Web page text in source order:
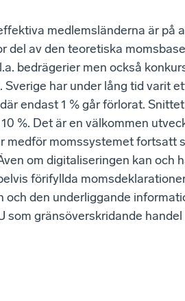
medlemsländerna är på
del av den teoretiska
bedrägerier men också
har under lång tid varit
endast 1 % går förlorat.
%. Det är en välkommen
medför momssystemet fortsatt
om digitaliseringen kan och
förifyllda
och den underliggande
som gränsöverskridande